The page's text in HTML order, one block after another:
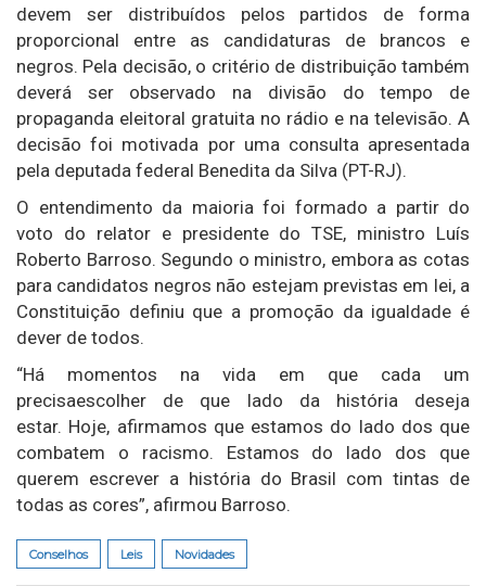
devem ser distribuídos pelos partidos de forma
proporcional entre as candidaturas de brancos e
negros. Pela decisão, o critério de distribuição também
deverá ser observado na divisão do tempo de
propaganda eleitoral gratuita no rádio e na televisão. A
decisão foi motivada por uma consulta apresentada
pela deputada federal Benedita da Silva (PT-RJ).
O entendimento da maioria foi formado a partir do
voto do relator e presidente do TSE, ministro Luís
Roberto Barroso. Segundo o ministro, embora as cotas
para candidatos negros não estejam previstas em lei, a
Constituição definiu que a promoção da igualdade é
dever de todos.
“Há momentos na vida em que cada um
precisaescolher de que lado da história deseja
estar. Hoje, afirmamos que estamos do lado dos que
combatem o racismo. Estamos do lado dos que
querem escrever a história do Brasil com tintas de
todas as cores”, afirmou Barroso.
Conselhos Leis Novidades